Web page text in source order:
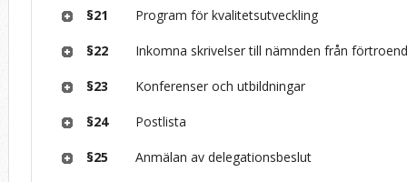
§21 Program för kvalitetsutveckling
§22 Inkomna skrivelser till nämnden från
§23 Konferenser och utbildningar
§24 Postlista
§25 Anmälan av delegationsbeslut